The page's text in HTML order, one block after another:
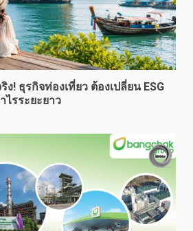
! ธุรกิจท่องเที่ยว ต้องเปลี่ยน ESG
ไรระยะยาว